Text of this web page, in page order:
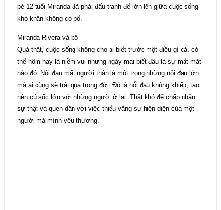
bé 12 tuổi Miranda đã phải đấu tranh để lớn lên giữa cuộc sống
khó khăn không có bố.
Miranda Rivera và bố
Quả thật, cuộc sống không cho ai biết trước một điều gì cả, có
thể hôm nay là niềm vui nhưng ngày mai biết đâu là sự mất mát
nào đó. Nỗi đau mất người thân là một trong những nỗi đau lớn
mà ai cũng sẽ trải qua trong đời. Đó là nỗi đau khủng khiếp, tạo
nên cú sốc lớn với những người ở lại. Thật khó để chấp nhận
sự thật và quen dần với việc thiếu vắng sự hiện diện của một
người mà mình yêu thương.